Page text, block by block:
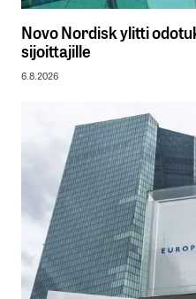
Novo Nordisk ylitti
sijoittajille
6.8.2026